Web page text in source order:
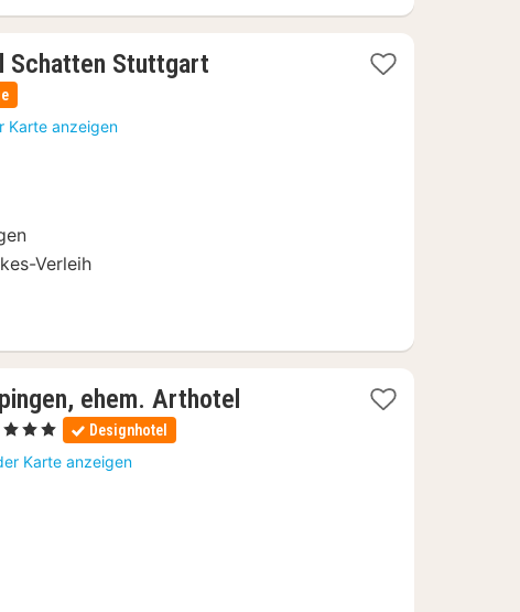
Schatten Stuttgart
Karte anzeigen
Verleih
ehem. Arthotel
1
Nacht
ab
, 3 Sterne Designhotel
Karte anzeigen